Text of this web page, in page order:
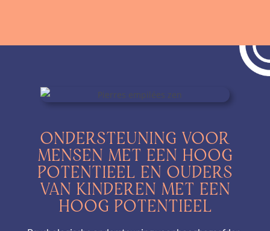
ONDERSTEUNING VOOR
MENSEN MET EEN HOOG
POTENTIEEL EN OUDERS
VAN KINDEREN MET EEN
HOOG POTENTIEEL